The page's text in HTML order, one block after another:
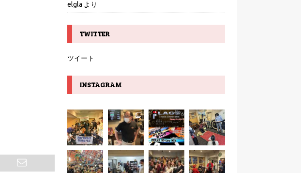
elgla より
TWITTER
ツイート
INSTAGRAM